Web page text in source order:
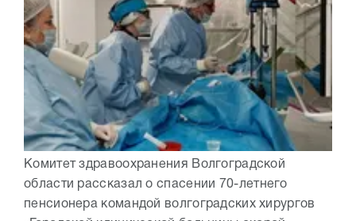
Комитет здравоохранения Волгоградской
области рассказал о спасении 70-летнего
пенсионера командой волгоградских хирургов